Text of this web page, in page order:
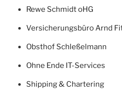
Rewe Schmidt oHG
Versicherungsbüro Arnd
Obsthof Schleßelmann
Ohne Ende IT-Services
Shipping & Chartering